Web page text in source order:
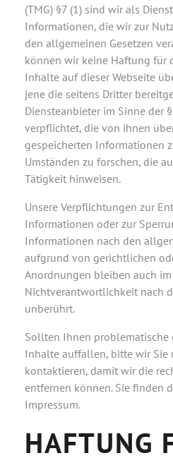
(TMG) §7 (1) sind wir als
Informationen, die wir zur
den allgemeinen Gesetzen
können wir keine Haftung für
Inhalte auf dieser Webseite
jene die seitens Dritter
Diensteanbieter im Sinne der
verpflichtet, die von ihnen
gespeicherten Informationen
Umständen zu forschen, die
Tätigkeit hinweisen.
Unsere Verpflichtungen zur
Informationen oder zur
Informationen nach den
aufgrund von gerichtlichen
Anordnungen bleiben auch
Nichtverantwortlichkeit nach
unberührt.
Sollten Ihnen problematische
Inhalte auffallen, bitte wir Sie
kontaktieren, damit wir die
entfernen können. Sie finden
Impressum.
HAFTUNG